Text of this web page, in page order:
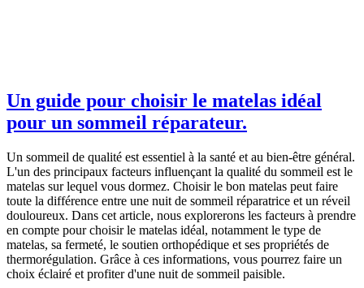
Un guide pour choisir le matelas idéal
pour un sommeil réparateur.
Un sommeil de qualité est essentiel à la santé et au bien-être général.
L'un des principaux facteurs influençant la qualité du sommeil est le
matelas sur lequel vous dormez. Choisir le bon matelas peut faire
toute la différence entre une nuit de sommeil réparatrice et un réveil
douloureux. Dans cet article, nous explorerons les facteurs à prendre
en compte pour choisir le matelas idéal, notamment le type de
matelas, sa fermeté, le soutien orthopédique et ses propriétés de
thermorégulation. Grâce à ces informations, vous pourrez faire un
choix éclairé et profiter d'une nuit de sommeil paisible.